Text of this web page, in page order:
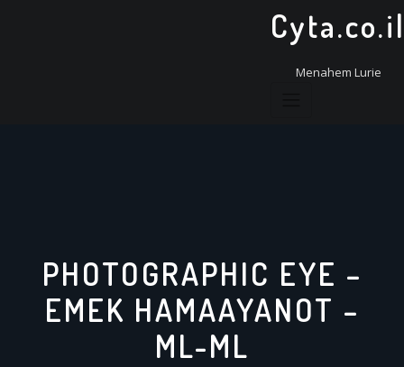
Menahem Lurie
PHOTOGRAPHIC EYE –
EMEK HAMAAYANOT –
ML-ML